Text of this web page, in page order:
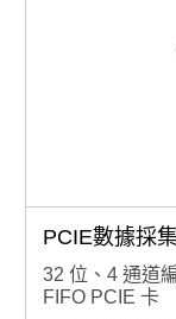
PCIE數據採
32 位、4 通道
FIFO PCIE 卡